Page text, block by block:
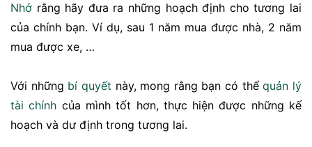
Nhớ rằng hãy đưa ra những hoạch định cho tương lai
của chính bạn. Ví dụ, sau 1 năm mua được nhà, 2 năm
mua được xe, …
Với những bí quyết này, mong rằng bạn có thểquản lý
tài chính của mình tốt hơn, thực hiện được những kế
hoạch và dư định trong tương lai.